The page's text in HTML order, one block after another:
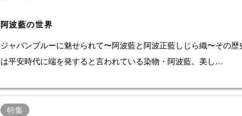
阿波藍の世界
ジャパンブルーに魅せられて〜阿波藍と阿波正藍しじら織〜その歴
は平安時代に端を発すると言われている染物・阿波藍。美し…
特集